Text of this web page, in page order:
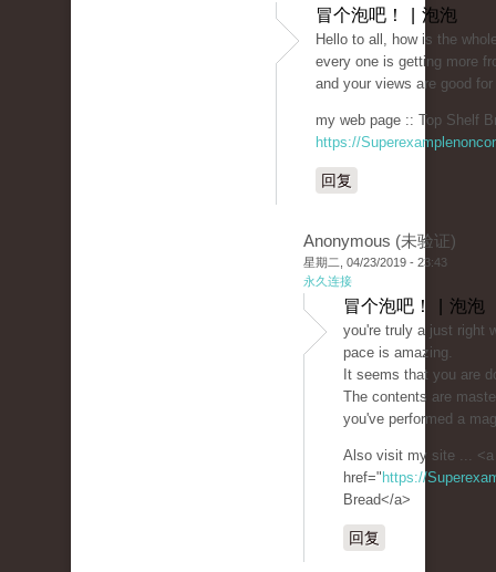
冒个泡吧！ | 泡泡
Hello to all, how is the
every one is getting more
and your views are good
my web page :: Top Shelf
https://
回复
Anonymous (未验证)
星期二, 04/23/2019 - 23:43
永久连接
冒个泡吧！ | 泡泡
you're truly a just right
pace is amazing.
It seems that you are
The contents are
you've performed a
Also visit my site ... <a
href=" https://
Bread</a>
回复